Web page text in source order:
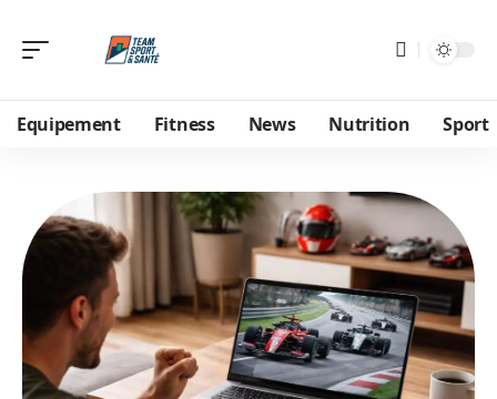
Equipement Fitness News Nutrition Sport